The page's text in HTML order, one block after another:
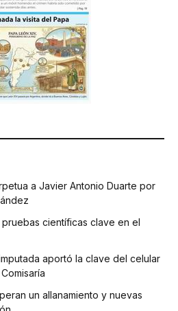
a Javier Antonio Duarte por
científicas clave en el
aportó la clave del celular
un allanamiento y nuevas